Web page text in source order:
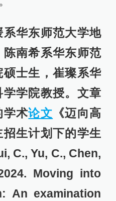
系华东师范大学地
南希系华东师范
士生，崔璨系华
学院教授。文章
学术论文 《迈向高
生计划下的学生
C., Yu, C., Chen,
Moving into
An examination